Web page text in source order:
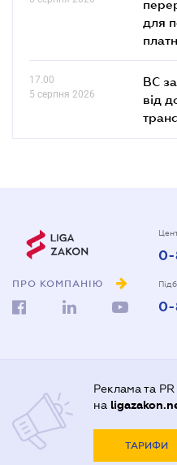
для
17.00
5 серпня 2026
ВС
від
ПРО КОМПАНІЮ
0-
0-
Реклама та PR
на
ТАРИФИ